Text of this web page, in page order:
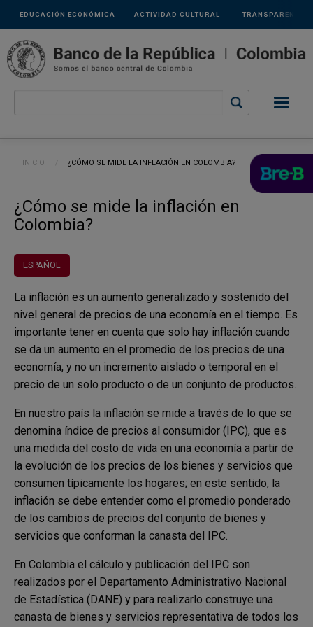
Pasar al contenido principal
Links
secundarios
ACTIVIDAD CULTURAL
EDUCACIÓN ECONÓMICA TRANSPARENCIA
Ruta de navegación
INICIO CURRENT:
¿CÓMO SE MIDE LA INFLACIÓN EN COLOMBIA?
¿Cómo se mide la inflación en
Colombia?
ESPAÑOL
La inflación es un aumento generalizado y sostenido del
nivel general de precios de una economía en el tiempo. Es
importante tener en cuenta que solo hay inflación cuando
se da un aumento en el promedio de los precios de una
economía, y no un incremento aislado o temporal en el
precio de un solo producto o de un conjunto de productos.
En nuestro país la inflación se mide a través de lo que se
denomina índice de precios al consumidor (IPC), que es
una medida del costo de vida en una economía a partir de
la evolución de los precios de los bienes y servicios que
consumen típicamente los hogares; en este sentido, la
inflación se debe entender como el promedio ponderado
de los cambios de precios del conjunto de bienes y
servicios que conforman la canasta del IPC.
En Colombia el cálculo y publicación del IPC son
realizados por el Departamento Administrativo Nacional
de Estadística (DANE) y para realizarlo construye una
canasta de bienes y servicios representativa de todos los